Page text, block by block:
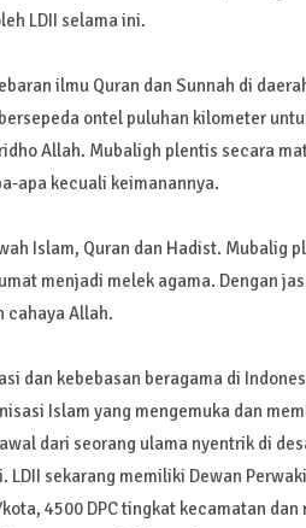
LDII selama ini.
ilmu Quran dan Sunnah di
ontel puluhan kilometer
Allah. Mubaligh plentis secara
apa kecuali keimanannya.
Islam, Quran dan Hadist. Mubalig
menjadi melek agama. Dengan
cahaya Allah.
dan kebebasan beragama di
Islam yang mengemuka dan
dari seorang ulama nyentrik di
LDII sekarang memiliki Dewan
4500 DPC tingkat kecamatan